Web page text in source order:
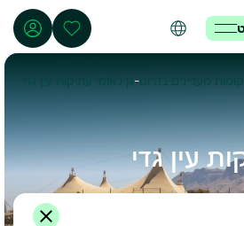
מעניינים בדרום- גן לאומי עתיקות עין גדי
עין גדי